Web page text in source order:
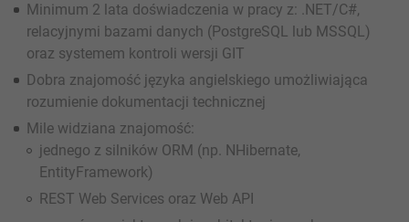
Minimum 2 lata doświadczenia w pracy z: .NET/C#,
relacyjnymi bazami danych (PostgreSQL lub MSSQL)
oraz systemem kontroli wersji GIT
Dobra znajomość języka angielskiego umożliwiająca
rozumienie dokumentacji technicznej
Mile widziana znajomość:
jednego z silników ORM (np. NHibernate,
EntityFramework)
REST Web Services oraz Web API